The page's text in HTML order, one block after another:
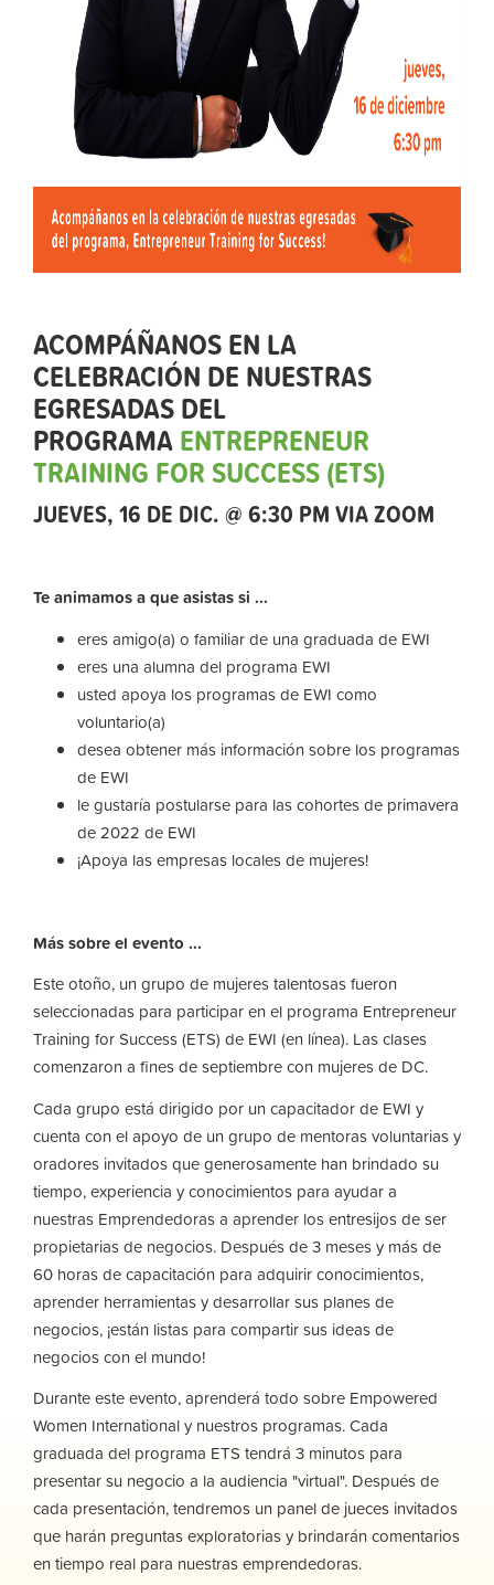
ACOMPÁÑANOS EN LA
CELEBRACIÓN DE NUESTRAS
EGRESADAS ​​DEL
PROGRAMAENTREPRENEUR
TRAINING FOR SUCCESS (ETS)
JUEVES, 16 DE DIC. @ 6:30 PM VIA ZOOM
Te animamos a que asistas si ...
eres amigo(a) o familiar de una graduada de EWI
eres una alumna del programa EWI
usted apoya los programas de EWI como
voluntario(a)
desea obtener más información sobre los programas
de EWI
le gustaría postularse para las cohortes de primavera
de 2022 de EWI
¡Apoya las empresas locales de mujeres!
Más sobre el evento ...
Este otoño, un grupo de mujeres talentosas fueron
seleccionadas para participar en el programa Entrepreneur
Training for Success (ETS) de EWI (en línea). Las clases
comenzaron a fines de septiembre con mujeres de DC.
Cada grupo está dirigido por un capacitador de EWI y
cuenta con el apoyo de un grupo de mentoras voluntarias y
oradores invitados que generosamente han brindado su
tiempo, experiencia y conocimientos para ayudar a
nuestras Emprendedoras a aprender los entresijos de ser
propietarias de negocios. Después de 3 meses y más de
60 horas de capacitación para adquirir conocimientos,
aprender herramientas y desarrollar sus planes de
negocios, ¡están listas para compartir sus ideas de
negocios con el mundo!
Durante este evento, aprenderá todo sobre Empowered
Women International y nuestros programas. Cada
graduada del programa ETS tendrá 3 minutos para
presentar su negocio a la audiencia "virtual". Después de
cada presentación, tendremos un panel de jueces invitados
que harán preguntas exploratorias y brindarán comentarios
en tiempo real para nuestras emprendedoras.